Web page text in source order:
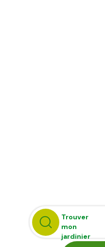
Trouver
mon
jardinier